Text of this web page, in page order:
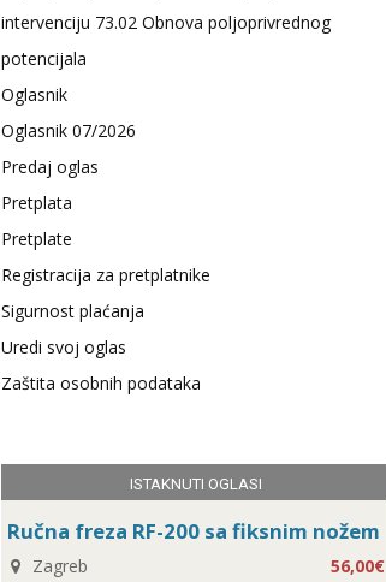
intervenciju 73.02 Obnova poljoprivrednog
potencijala
Oglasnik
Oglasnik 07/2026
Predaj oglas
Pretplata
Pretplate
Registracija za pretplatnike
Sigurnost plaćanja
Uredi svoj oglas
Zaštita osobnih podataka
ISTAKNUTI OGLASI
Ručna freza RF-200 sa fiksnim nožem
Zagreb 56,00€